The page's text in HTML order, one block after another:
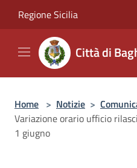
Regione Sicilia
Città di
Home > Notizie >
Variazione orario ufficio
1 giugno